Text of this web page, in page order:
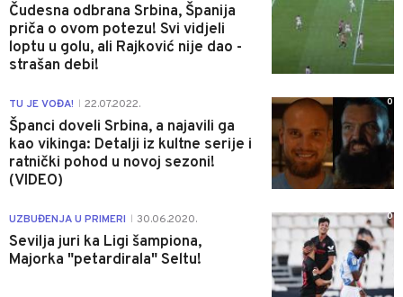
Čudesna odbrana Srbina, Španija
priča o ovom potezu! Svi vidjeli
loptu u golu, ali Rajković nije dao -
strašan debi!
TU JE VOĐA! 22.07.2022.
Španci doveli Srbina, a najavili ga
kao vikinga: Detalji iz kultne serije i
ratnički pohod u novoj sezoni!
(VIDEO)
0
UZBUĐENJA U PRIMERI 30.06.2020.
Sevilja juri ka Ligi šampiona,
Majorka "petardirala" Seltu!
0